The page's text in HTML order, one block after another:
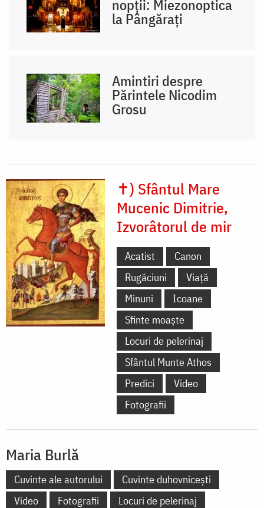
nopții: Miezonoptica
la Pângărați
Amintiri despre
Părintele Nicodim
Grosu
✝) Sfântul Mare
Mucenic Dimitrie,
Izvorâtorul de mir
Acatist
Canon
Rugăciuni
Viață
Minuni
Icoane
Sfinte moaște
Locuri de pelerinaj
Sfântul Munte Athos
Predici
Video
Fotografii
Maria Burlă
Cuvinte ale autorului
Cuvinte duhovnicești
Video
Fotografii
Locuri de pelerinaj